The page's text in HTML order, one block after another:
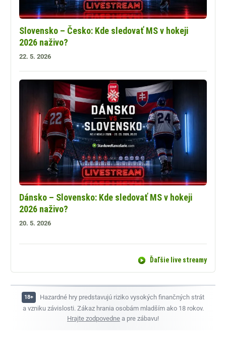
Slovensko – Česko: Kde sledovať MS v hokeji
2026 naživo?
22. 5. 2026
Dánsko – Slovensko: Kde sledovať MS v hokeji
2026 naživo?
20. 5. 2026
Ďaľšie live streamy
Hazardné hry predstavujú riziko vysokých finančných strát
a vzniku závislosti. Zákaz hrania osobám mladším ako 18 rokov.
Hrajte zodpovedne a pre zábavu!